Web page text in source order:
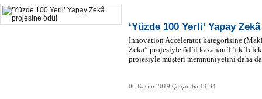
‘Yüzde 100 Yerli’ Yapay
Innovation Accelerator kategorisine
Zeka” projesiyle ödül kazanan Türk
projesiyle müşteri memnuniyetini daha
06 Kasım 2019 Çarşamba 14:34